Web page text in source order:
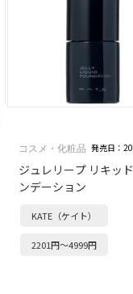
コスメ・化粧品 発売日：
ジュレリープ リキッ
ンデーション
KATE（ケイト）
2201円～4999円